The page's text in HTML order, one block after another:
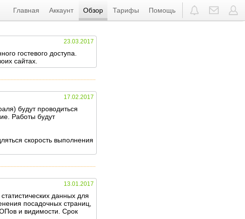
Главная Аккаунт Обзор Тарифы Помощь
23.03.2017
гостевого доступа.
сайтах.
17.02.2017
будут проводиться
Работы будут
скорость выполнения
13.01.2017
данных для
посадочных страниц,
и видимости. Срок